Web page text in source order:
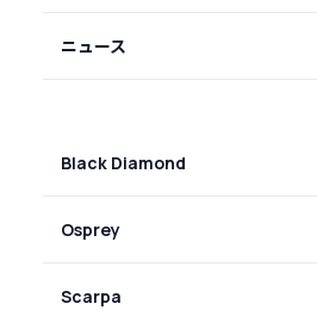
ニュース
Black Diamond
Osprey
Scarpa